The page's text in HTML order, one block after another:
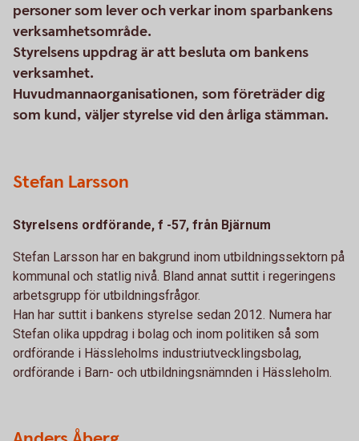
personer som lever och verkar inom sparbankens
verksamhetsområde.
Styrelsens uppdrag är att besluta om bankens
verksamhet.
Huvudmannaorganisationen, som företräder dig
som kund, väljer styrelse vid den årliga stämman.
Stefan Larsson
Styrelsens ordförande, f -57, från Bjärnum
Stefan Larsson har en bakgrund inom utbildningssektorn på
kommunal och statlig nivå. Bland annat suttit i regeringens
arbetsgrupp för utbildningsfrågor.
Han har suttit i bankens styrelse sedan 2012. Numera har
Stefan olika uppdrag i bolag och inom politiken så som
ordförande i Hässleholms industriutvecklingsbolag,
ordförande i Barn- och utbildningsnämnden i Hässleholm.